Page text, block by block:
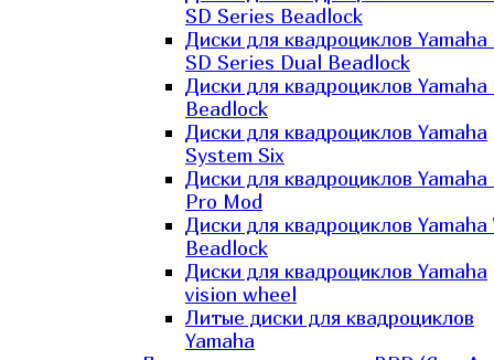
SD Series Beadlock
Диски для квадроциклов
SD Series Dual Beadlock
Диски для квадроциклов Yamaha
Beadlock
Диски для квадроциклов Yamaha
System Six
Диски для квадроциклов Yamaha
Pro Mod
Диски для квадроциклов Yamaha
Beadlock
Диски для квадроциклов Yamaha
vision wheel
Литые диски для квадроциклов
Yamaha